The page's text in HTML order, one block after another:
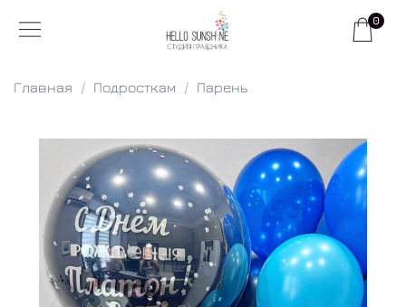
0
Главная Подросткам Парень